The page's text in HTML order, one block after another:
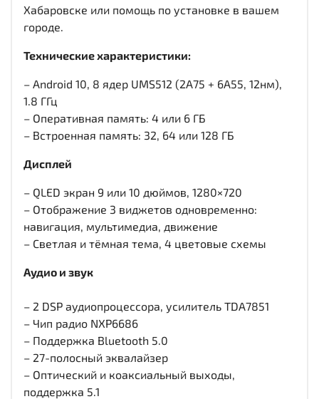
Хабаровске или помощь по установке в вашем
городе.
Технические характеристики:
– Android 10, 8 ядер UMS512 (2A75 + 6A55, 12нм),
1.8 ГГц
– Оперативная память: 4 или 6 ГБ
– Встроенная память: 32, 64 или 128 ГБ
Дисплей
– QLED экран 9 или 10 дюймов, 1280×720
– Отображение 3 виджетов одновременно:
навигация, мультимедиа, движение
– Светлая и тёмная тема, 4 цветовые схемы
Аудио и звук
– 2 DSP аудиопроцессора, усилитель TDA7851
– Чип радио NXP6686
– Поддержка Bluetooth 5.0
– 27-полосный эквалайзер
– Оптический и коаксиальный выходы,
поддержка 5.1